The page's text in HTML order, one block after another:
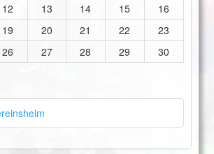
12 13 14 15
16
19 20 21 22
23
26 27 28 29
30